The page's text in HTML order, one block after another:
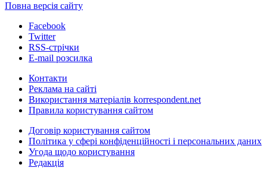
Повна версія сайту
Facebook
Twitter
RSS-стрічки
E-mail розсилка
Контакти
Реклама на сайті
Використання матеріалів korrespondent.net
Правила користування сайтом
Договір користування сайтом
Політика у сфері конфіденційності і персональних даних
Угода щодо користування
Редакція